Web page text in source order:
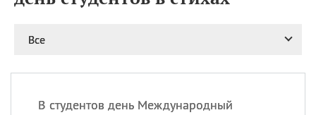
Все
В студентов день Международный
Романа и Давида
День ассирийских
мучеников